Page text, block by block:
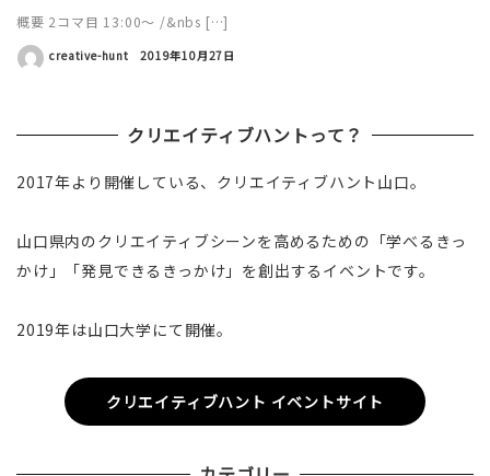
概要 2コマ目 13:00〜 /&nbs […]
creative-hunt 2019年10月27日
クリエイティブハントって？
2017年より開催している、クリエイティブハント山口。
山口県内のクリエイティブシーンを高めるための「学べるきっ
かけ」「発見できるきっかけ」を創出するイベントです。
2019年は山口大学にて開催。
クリエイティブハント イベントサイト